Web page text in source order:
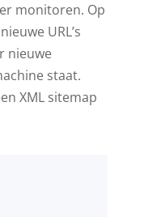
monitoren. Op
URL’s
nieuwe
staat.
XML sitemap